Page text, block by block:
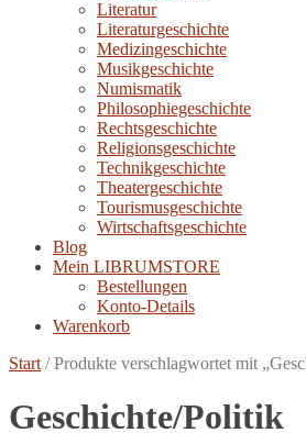
Literatur
Literaturgeschichte
Medizingeschichte
Musikgeschichte
Numismatik
Philosophiegeschichte
Rechtsgeschichte
Religionsgeschichte
Technikgeschichte
Theatergeschichte
Tourismusgeschichte
Wirtschaftsgeschichte
Blog
Mein LIBRUMSTORE
Bestellungen
Konto-Details
Warenkorb
Start /Produkte verschlagwortet mit
Geschichte/Politik